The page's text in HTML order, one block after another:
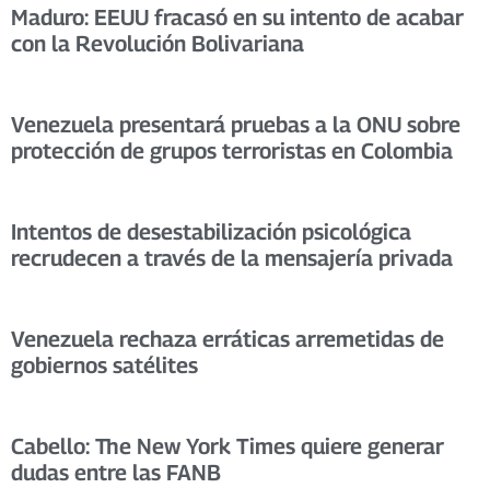
Maduro: EEUU fracasó en su intento de acabar
con la Revolución Bolivariana
Venezuela presentará pruebas a la ONU sobre
protección de grupos terroristas en Colombia
Intentos de desestabilización psicológica
recrudecen a través de la mensajería privada
Venezuela rechaza erráticas arremetidas de
gobiernos satélites
Cabello: The New York Times quiere generar
dudas entre las FANB